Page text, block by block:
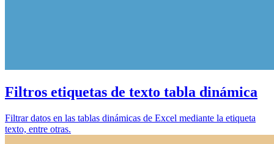
Filtros etiquetas de texto tabla dinámica
Filtrar datos en las tablas dinámicas de Excel mediante la etiqueta
texto, entre otras.